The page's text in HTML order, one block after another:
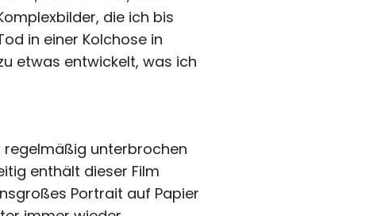
die ich bis
in einer Kolchose in
etwas entwickelt, was ich
regelmäßig unterbrochen
enthält dieser Film
Portrait auf Papier